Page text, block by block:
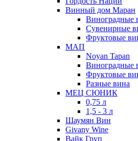
Винный дом Маран
Виноградные
Сувенирные
Фруктовые
МАП
Noyan Tapan
Фруктовые
Разные вина
МЕЦ СЮНИК
0,75 л
1,5 - 3 л
Шаумян Вин
Givany Wine
Вайк Груп